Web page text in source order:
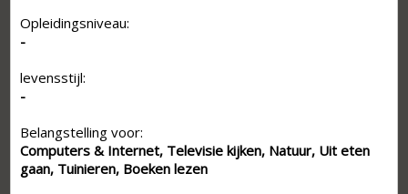
Opleidingsniveau:
-
levensstijl:
-
Belangstelling voor:
Computers & Internet, Televisie kijken, Natuur, Uit eten
gaan, Tuinieren, Boeken lezen